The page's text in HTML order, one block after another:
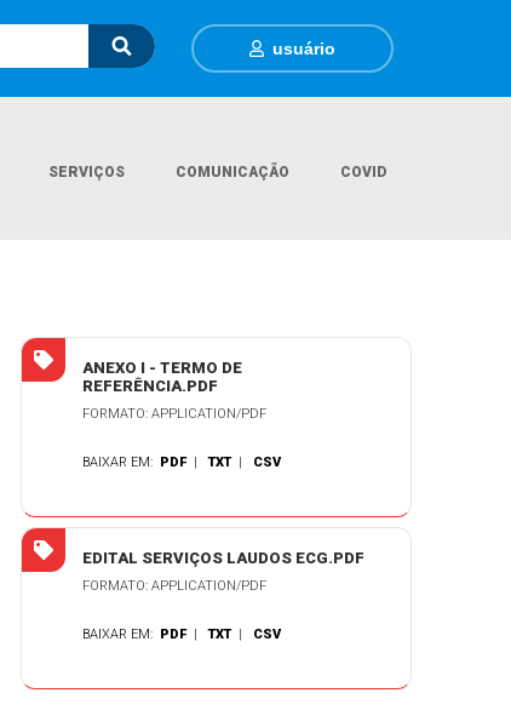
usuário
SERVIÇOS COMUNICAÇÃO COVID
ANEXO I - TERMO DE
REFERÊNCIA.PDF
FORMATO: APPLICATION/PDF
BAIXAR EM: PDF |TXT | CSV
EDITAL SERVIÇOS LAUDOS ECG.PDF
FORMATO: APPLICATION/PDF
BAIXAR EM: PDF |TXT | CSV